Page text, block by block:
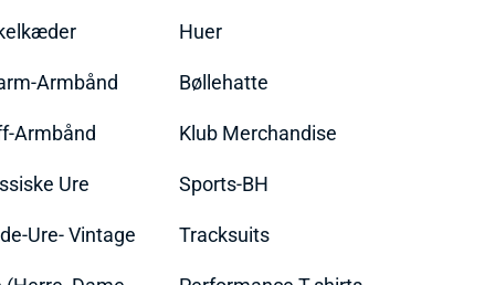
Armbånd
Armbånd
Ure
Ure- Vintage
Huer
Bøllehatte
Klub Merchandise
Sports-BH
Tracksuits